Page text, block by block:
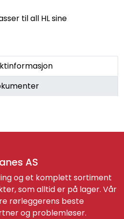
til all HL sine
AS
og et komplett sortiment
som alltid er på lager. Vår
rørleggerens beste
og problemløser.